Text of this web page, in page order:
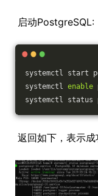
启动PostgreSQL:
systemctl start
systemctl enable
systemctl status
返回如下，表示成